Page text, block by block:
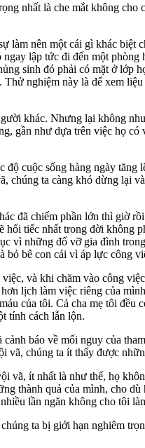
nhất là che mắt không
làm nên một cái gì khác biệt
lập tức đi đến một
sinh đó phải có mặt ở lớp
nghiệm này là để xem
khác. Nhưng lại không
gần như dựa trên việc họ
cuộc sống hàng ngày tăng
ta càng khó dừng lại
đã chiếm phần lớn thì giờ
tiếc nhất trong đời không
vì những đổ vỡ gia đình
bỏ bê con cái vì áp lực công
và khi chăm vào công
lịch làm việc riêng của
của tôi. Cả cha mẹ tôi đều
tính cách lẫn lộn.
báo về mối nguy của
chúng ta ít thấy được
ít nhất là như thế, họ
thành quả của mình, cho
lần ngăn không cho tôi
ta bị giới hạn nghiêm